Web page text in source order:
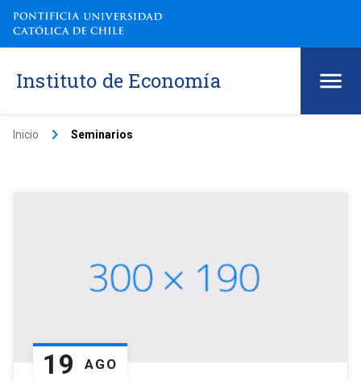
Instituto de Economía
Inicio keyboard_arrow_right Seminarios
19 AGO